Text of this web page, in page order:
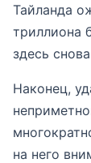
Тайланда
триллиона
здесь
Наконец,
на него